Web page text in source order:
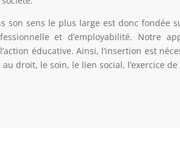
son sens le plus large est donc fondée
et d’employabilité. Notre
éducative. Ainsi, l’insertion est
au droit, le soin, le lien social, l’exercice